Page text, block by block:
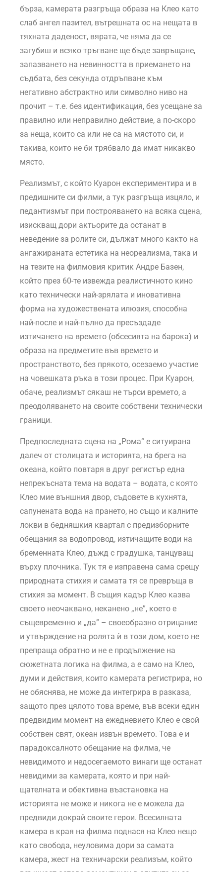
бърза, камерата разгръща образа на Клео като
слаб ангел пазител, вътрешната ос на нещата в
тяхната даденост, вярата, че няма да се
загубиш и всяко тръгване ще бъде завръщане,
запазването на невинността в приемането на
съдбата, без секунда отдръпване към
негативно абстрактно или символно ниво на
прочит – т.е. без идентификация, без усещане за
правилно или неправилно действие, а по-скоро
за неща, които са или не са на мястото си, и
такива, които не би трябвало да имат никакво
място.
Реализмът, с който Куарон експериментира и в
предишните си филми, а тук разгръща изцяло, и
педантизмът при построяването на всяка сцена,
изискващ дори актьорите да останат в
неведение за ролите си, дължат много както на
ангажираната естетика на неореализма, така и
на тезите на филмовия критик Андре Базен,
който през 60-те извежда реалистичното кино
като технически най-зрялата и иновативна
форма на художествената илюзия, способна
най-после и най-пълно да пресъздаде
изтичането на времето (обсесията на барока) и
образа на предметите във времето и
пространството, без прякото, осезаемо участие
на човешката ръка в този процес. При Куарон,
обаче, реализмът сякаш не търси времето, а
преодоляването на своите собствени технически
граници.
Предпоследната сцена на „Рома“ е ситуирана
далеч от столицата и историята, на брега на
океана, който повтаря в друг регистър една
непрекъсната тема на водата – водата, с която
Клео мие външния двор, съдовете в кухнята,
сапунената вода на прането, но също и калните
локви в бедняшкия квартал с предизборните
обещания за водопровод, изтичащите води на
бременната Клео, дъжд с градушка, танцуващ
върху плочника. Тук тя е изправена сама срещу
природната стихия и самата тя се превръща в
стихия за момент. В същия кадър Клео казва
своето неочаквано, неканено „не”, което е
същевременно и „да” – своеобразно отрицание
и утвърждение на ролята ѝ в този дом, което не
препраща обратно и не е продължение на
сюжетната логика на филма, а е само на Клео,
думи и действия, които камерата регистрира, но
не обяснява, не може да интегрира в разказа,
защото през цялото това време, във всеки един
предвидим момент на ежедневието Клео e свой
собствен свят, океан извън времето. Това е и
парадоксалното обещание на филма, че
невидимото и недосегаемото винаги ще останат
невидими за камерата, която и при най-
щателната и обективна възстановка на
историята не може и никога не е можела да
предвиди докрай своите герои. Всесилната
камера в края на филма поднася на Клео нещо
като свобода, неуловима дори за самата
камера, жест на техничарски реализъм, който